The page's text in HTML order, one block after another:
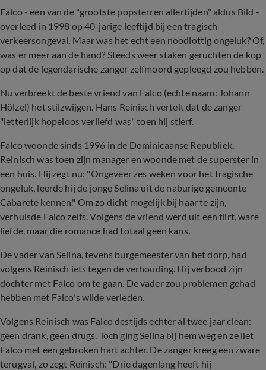
Falco - een van de "grootste popsterren allertijden" aldus Bild -
overleed in 1998 op 40-jarige leeftijd bij een tragisch
verkeersongeval. Maar was het echt een noodlottig ongeluk? Of,
was er meer aan de hand? Steeds weer staken geruchten de kop
op dat de legendarische zanger zelfmoord gepleegd zou hebben.
Nu verbreekt de beste vriend van Falco (echte naam: Johann
Hölzel) het stilzwijgen. Hans Reinisch vertelt dat de zanger
"letterlijk hopeloos verliefd was" toen hij stierf.
Falco woonde sinds 1996 in de Dominicaanse Republiek.
Reinisch was toen zijn manager en woonde met de superster in
een huis. Hij zegt nu: "Ongeveer zes weken voor het tragische
ongeluk, leerde hij de jonge Selina uit de naburige gemeente
Cabarete kennen." Om zo dicht mogelijk bij haar te zijn,
verhuisde Falco zelfs. Volgens de vriend werd uit een flirt, ware
liefde, maar die romance had totaal geen kans.
De vader van Selina, tevens burgemeester van het dorp, had
volgens Reinisch iets tegen de verhouding. Hij verbood zijn
dochter met Falco om te gaan. De vader zou problemen gehad
hebben met Falco's wilde verleden.
Volgens Reinisch was Falco destijds echter al twee jaar clean:
geen drank, geen drugs. Toch ging Selina bij hem weg en ze liet
Falco met een gebroken hart achter. De zanger kreeg een zware
terugval, zo zegt Reinisch: "Drie dagenlang heeft hij